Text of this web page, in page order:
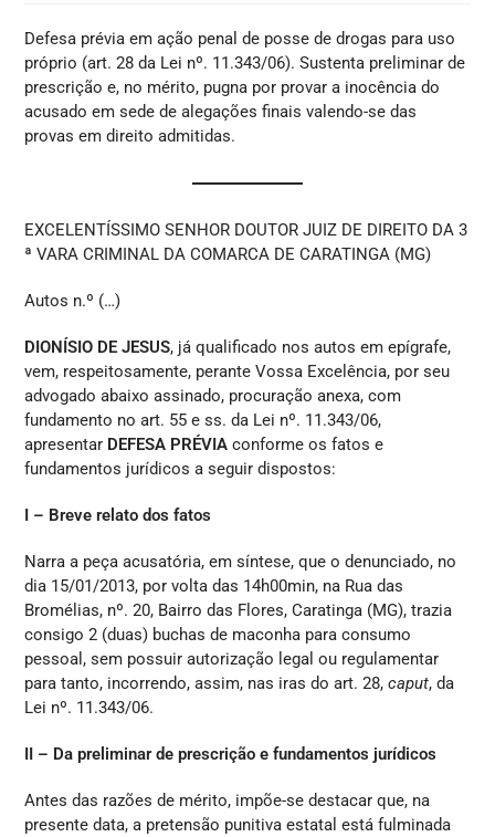
Defesa prévia em ação penal de posse de drogas para uso
próprio (art. 28 da Lei nº. 11.343/06). Sustenta preliminar de
prescrição e, no mérito, pugna por provar a inocência do
acusado em sede de alegações finais valendo-se das
provas em direito admitidas.
EXCELENTÍSSIMO SENHOR DOUTOR JUIZ DE DIREITO DA 3
ª VARA CRIMINAL DA COMARCA DE CARATINGA (MG)
Autos n.º (…)
DIONÍSIO DE JESUS, já qualificado nos autos em epígrafe,
vem, respeitosamente, perante Vossa Excelência, por seu
advogado abaixo assinado, procuração anexa, com
fundamento no art. 55 e ss. da Lei nº. 11.343/06,
apresentar DEFESA PRÉVIA conforme os fatos e
fundamentos jurídicos a seguir dispostos:
I – Breve relato dos fatos
Narra a peça acusatória, em síntese, que o denunciado, no
dia 15/01/2013, por volta das 14h00min, na Rua das
Bromélias, nº. 20, Bairro das Flores, Caratinga (MG), trazia
consigo 2 (duas) buchas de maconha para consumo
pessoal, sem possuir autorização legal ou regulamentar
para tanto, incorrendo, assim, nas iras do art. 28,caput, da
Lei nº. 11.343/06.
II – Da preliminar de prescrição e fundamentos jurídicos
Antes das razões de mérito, impõe-se destacar que, na
presente data, a pretensão punitiva estatal está fulminada